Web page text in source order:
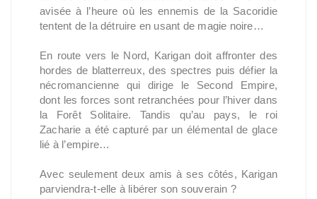
avisée à l’heure où les ennemis de la Sacoridie
tentent de la détruire en usant de magie noire…
En route vers le Nord, Karigan doit affronter des
hordes de blatterreux, des spectres puis défier la
nécromancienne qui dirige le Second Empire,
dont les forces sont retranchées pour l’hiver dans
la Forêt Solitaire. Tandis qu’au pays, le roi
Zacharie a été capturé par un élémental de glace
lié à l’empire…
Avec seulement deux amis à ses côtés, Karigan
parviendra-t-elle à libérer son souverain ?